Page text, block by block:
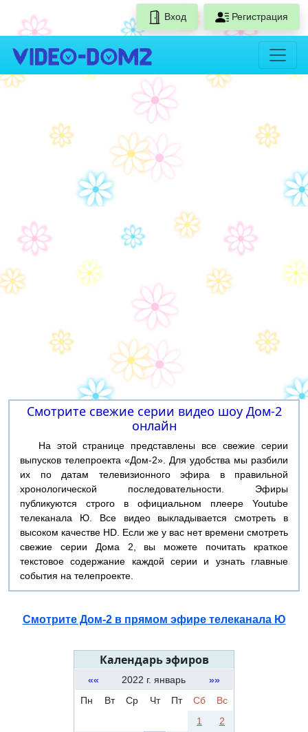
Вход Регистрация
Смотрите свежие серии видео шоу Дом-2
онлайн
На этой странице представлены все свежие серии
выпусков телепроекта «Дом-2». Для удобства мы разбили
их по датам телевизионного эфира в правильной
хронологической последовательности. Эфиры
публикуются строго в официальном плеере Youtube
телеканала Ю. Все видео выкладывается смотреть в
высоком качестве HD. Если же у вас нет времени смотреть
свежие серии Дома 2, вы можете почитать краткое
текстовое содержание каждой серии и узнать главные
события на телепроекте.
Смотрите Дом-2 в прямом эфире телеканала Ю
Календарь эфиров
«« 2022 г. январь
»»
Пн
Вт Ср Чт Пт Сб
Вс
1
2